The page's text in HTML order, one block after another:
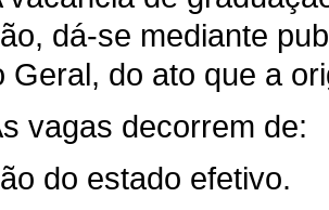
dá-se mediante
Geral, do ato que a
vagas decorrem de:
do estado efetivo.